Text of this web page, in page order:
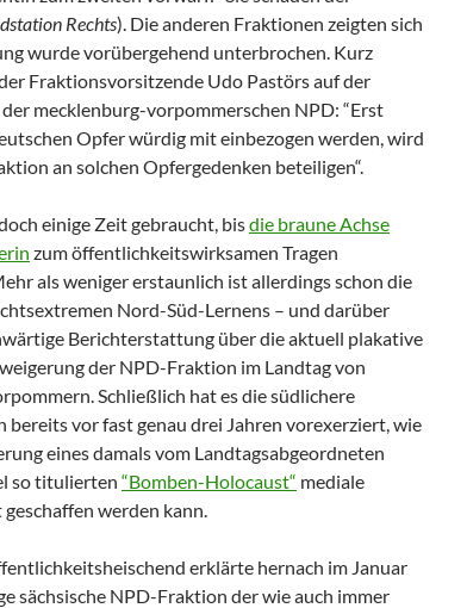
Rechts). Die anderen Fraktionen zeigten sich
wurde vorübergehend unterbrochen. Kurz
Fraktionsvorsitzende Udo Pastörs auf der
mecklenburg-vorpommerschen NPD: “Erst
Opfer würdig mit einbezogen werden, wird
an solchen Opfergedenken beteiligen“.
einige Zeit gebraucht, bisdie braune Achse
zum öffentlichkeitswirksamen Tragen
als weniger erstaunlich ist allerdings schon die
Nord-Süd-Lernens – und darüber
Berichterstattung über die aktuell plakative
der NPD-Fraktion im Landtag von
Schließlich hat es die südlichere
bereits vor fast genau drei Jahren vorexerziert, wie
eines damals vom Landtagsabgeordneten
so titulierten “Bomben-Holocaust“ mediale
werden kann.
erklärte hernach im Januar
sächsische NPD-Fraktion der wie auch immer